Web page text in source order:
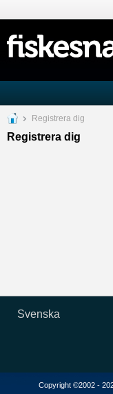
Registrera dig
Registrera dig
Svenska
Copyright ©2002 -